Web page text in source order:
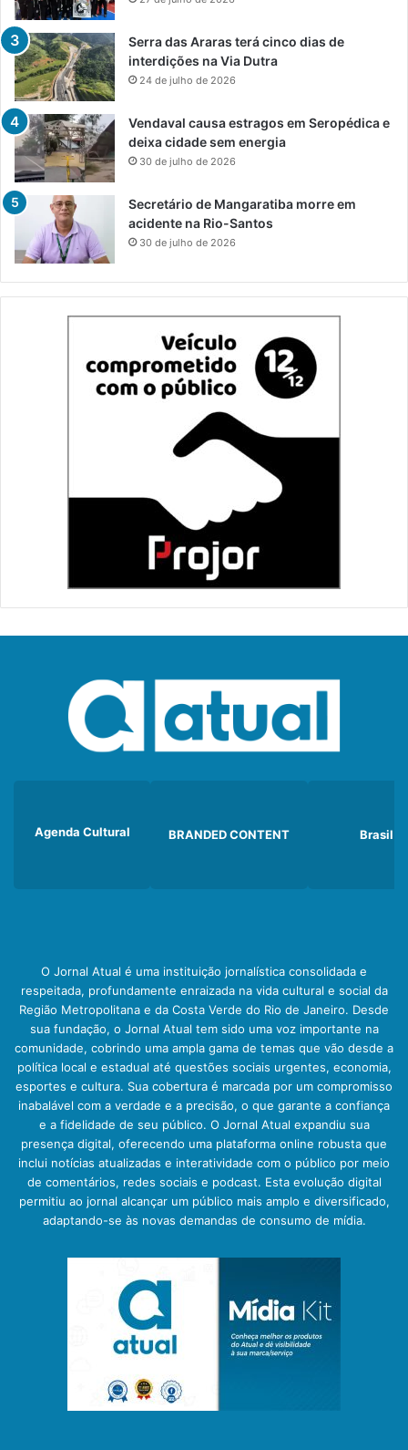
Serra das Araras terá cinco dias de
interdições na Via Dutra
24 de julho de 2026
Vendaval causa estragos em Seropédica e
deixa cidade sem energia
30 de julho de 2026
Secretário de Mangaratiba morre em
acidente na Rio-Santos
30 de julho de 2026
Agenda Cultural BRANDED CONTENT Brasil
O Jornal Atual é uma instituição jornalística consolidada e
respeitada, profundamente enraizada na vida cultural e social da
Região Metropolitana e da Costa Verde do Rio de Janeiro. Desde
sua fundação, o Jornal Atual tem sido uma voz importante na
comunidade, cobrindo uma ampla gama de temas que vão desde a
política local e estadual até questões sociais urgentes, economia,
esportes e cultura. Sua cobertura é marcada por um compromisso
inabalável com a verdade e a precisão, o que garante a confiança
e a fidelidade de seu público. O Jornal Atual expandiu sua
presença digital, oferecendo uma plataforma online robusta que
inclui notícias atualizadas e interatividade com o público por meio
de comentários, redes sociais e podcast. Esta evolução digital
permitiu ao jornal alcançar um público mais amplo e diversificado,
adaptando-se às novas demandas de consumo de mídia.